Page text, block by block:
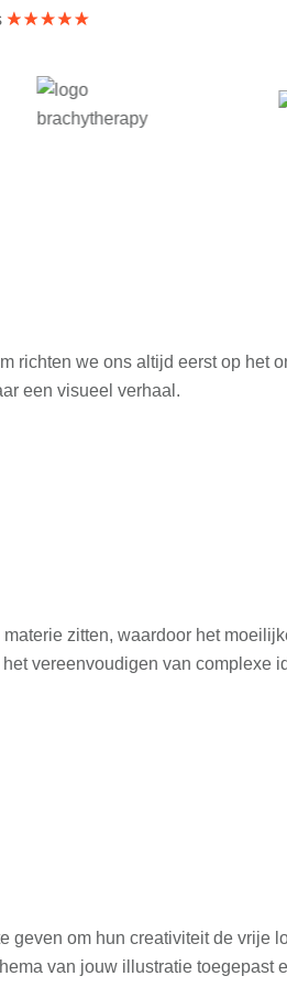
richten we ons altijd eerst op het
een visueel verhaal.
zitten, waardoor het
vereenvoudigen van complexe
om hun creativiteit de vrije
van jouw illustratie toegepast